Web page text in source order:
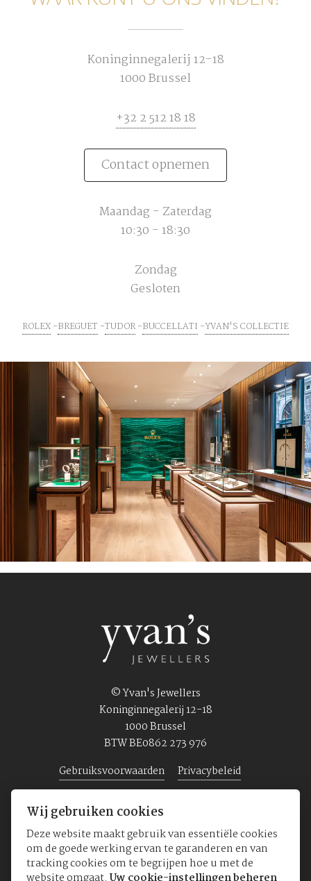
Koninginnegalerij 12-18
1000 Brussel
+32 2 512 18 18
Contact opnemen
Maandag - Zaterdag
10:30 - 18:30
Zondag
Gesloten
ROLEX BREGUET TUDOR BUCCELLATI YVAN'S COLLECTIE
© Yvan's Jewellers
Koninginnegalerij 12-18
1000 Brussel
BTW BE0862 273 976
Gebruiksvoorwaarden
Privacybeleid
Home Juwelen Horloges Over ons
Wij gebruiken cookies
Deze website maakt gebruik van essentiële cookies
om de goede werking ervan te garanderen en van
tracking cookies om te begrijpen hoe u met de